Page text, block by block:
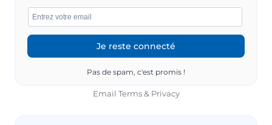
Pas de spam, c'est promis !
Email Terms& Privacy